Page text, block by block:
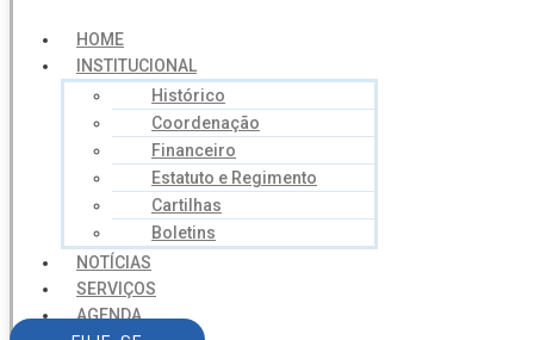
HOME
INSTITUCIONAL
Histórico
Coordenação
Financeiro
Estatuto e Regimento
Cartilhas
Boletins
NOTÍCIAS
SERVIÇOS
AGENDA